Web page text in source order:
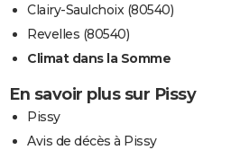
Clairy-Saulchoix (80540)
Revelles (80540)
Climat dans la Somme
En savoir plus sur Pissy
Pissy
Avis de décès à Pissy